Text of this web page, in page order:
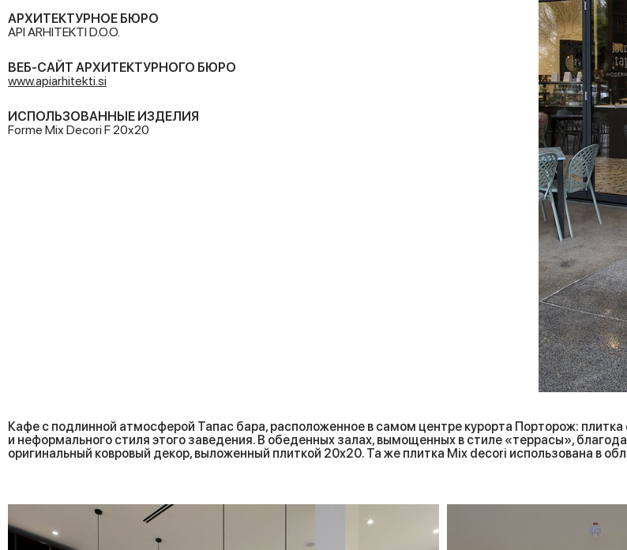
АРХИТЕКТУРНОЕ БЮРО
API ARHITEKTI D.O.O.
ВЕБ-САЙТ АРХИТЕКТУРНОГО БЮРО
www.apiarhitekti.si
ИСПОЛЬЗОВАННЫЕ ИЗДЕЛИЯ
Forme Mix Decori F 20x20
Кафе с подлинной атмосферой Тапас бара, расположенное в самом центре курорта Порторож: плитка
и неформального стиля этого заведения. В обеденных залах, вымощенных в стиле «террасы»,
оригинальный ковровый декор, выложенный плиткой 20x20. Та же плитка Mix decori использована в